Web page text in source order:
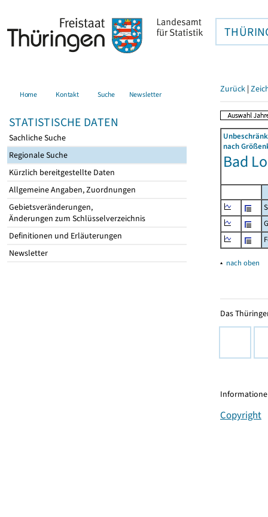
Home Kontakt Suche Newsletter
STATISTISCHE DATEN
Sachliche Suche
Regionale Suche
Kürzlich bereitgestellte Daten
Allgemeine Angaben, Zuordnungen
Gebietsveränderungen,
Änderungen zum Schlüsselverzeichnis
Definitionen und Erläuterungen
Newsletter
Zurück |
nach
Bad
▴ nach oben
Das
Copyright